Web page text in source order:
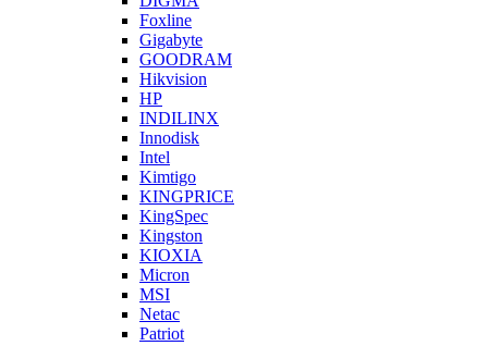
Foxline
Gigabyte
GOODRAM
Hikvision
HP
INDILINX
Innodisk
Intel
Kimtigo
KINGPRICE
KingSpec
Kingston
KIOXIA
Micron
MSI
Netac
Patriot